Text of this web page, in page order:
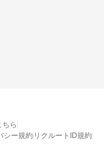
ちら
シー規約 リクルートID規約